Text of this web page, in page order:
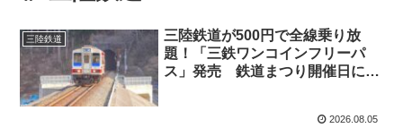
三陸鉄道
三陸鉄道が500円で全線乗り放
題！「三鉄ワンコインフリーパ
ス」発売 鉄道まつり開催日に利
2026.08.05